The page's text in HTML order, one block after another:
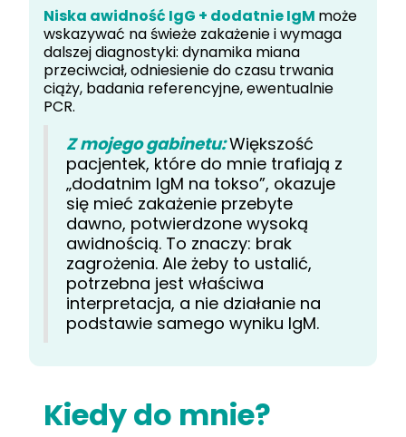
Niska awidność IgG + dodatnie IgM może
wskazywać na świeże zakażenie i wymaga
dalszej diagnostyki: dynamika miana
przeciwciał, odniesienie do czasu trwania
ciąży, badania referencyjne, ewentualnie
PCR.
Z mojego gabinetu:Większość
pacjentek, które do mnie trafiają z
„dodatnim IgM na tokso”, okazuje
się mieć zakażenie przebyte
dawno, potwierdzone wysoką
awidnością. To znaczy: brak
zagrożenia. Ale żeby to ustalić,
potrzebna jest właściwa
interpretacja, a nie działanie na
podstawie samego wyniku IgM.
Kiedy do mnie?